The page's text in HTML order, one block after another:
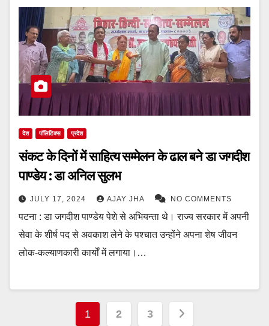
देश पॉलिटिक्स प्रदेश
संकट के दिनों में साहित्य सम्मेलन के ढाल बने डा जगदीश
पाण्डेय : डा अनिल सुलभ
JULY 17, 2024 AJAY JHA NO COMMENTS
पटना : डा जगदीश पाण्डेय पेशे से अभियन्ता थे। राज्य सरकार में अपनी
सेवा के शीर्ष पद से अवकाश लेने के पश्चात उन्होंने अपना शेष जीवन
लोक-कल्याणकारी कार्यों में लगाया।…
Posts
1 2 3